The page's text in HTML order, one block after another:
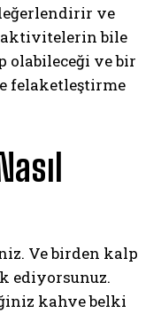
ve
aktivitelerin bile
olabileceği ve bir
felaketleştirme
Ve birden kalp
ediyorsunuz.
kahve belki